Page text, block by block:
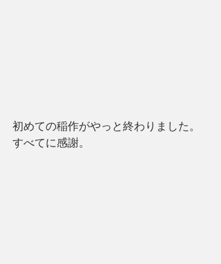
初めての稲作がやっと終わりました。
すべてに感謝。